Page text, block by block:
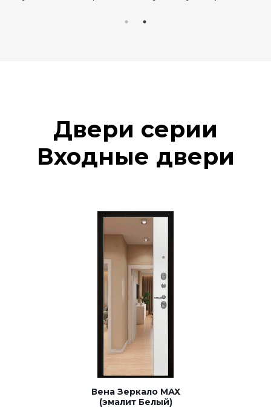
Двери серии
Входные двери
Вена Зеркало МАХ
(эмалит Белый)